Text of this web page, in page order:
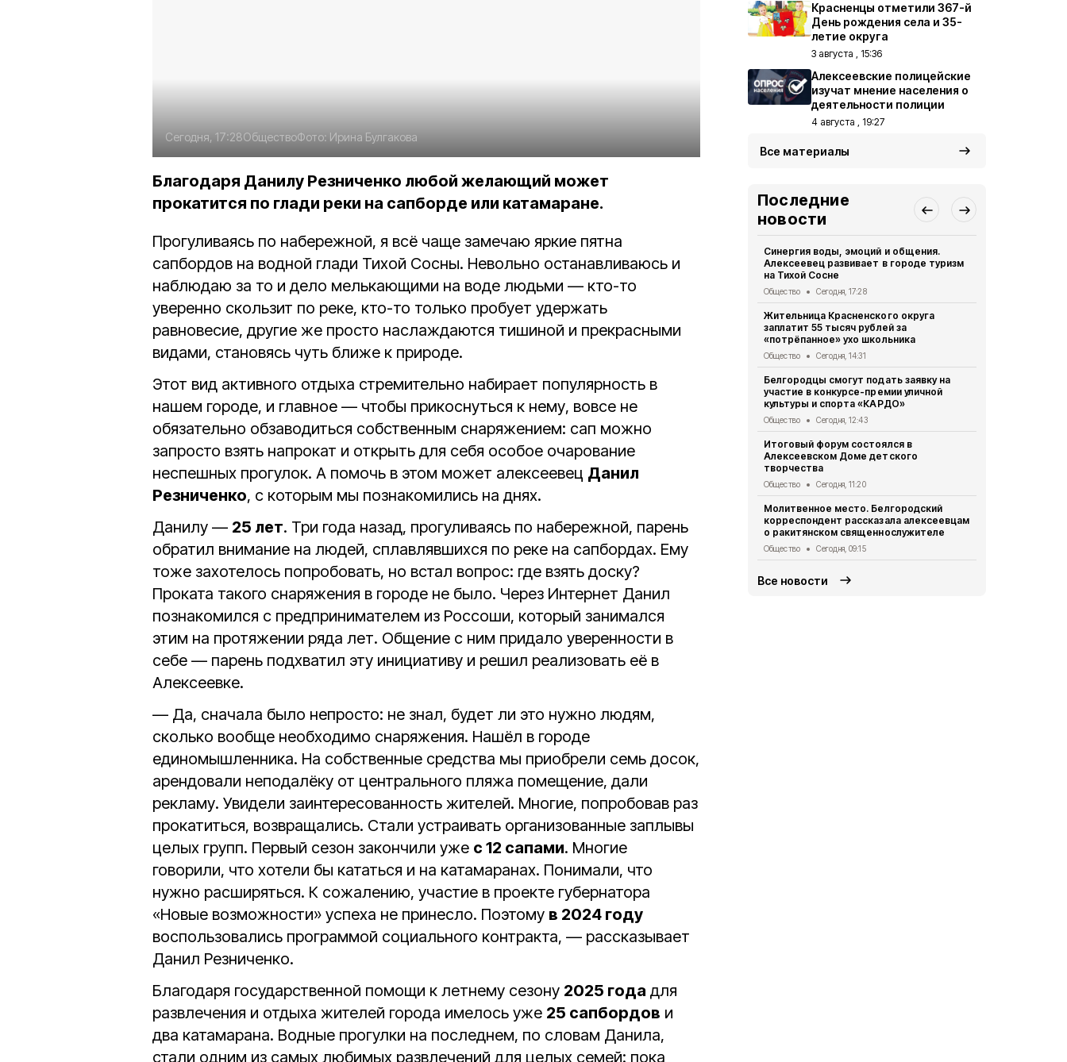
Сегодня, 17:28ОбществоФото: Ирина Булгакова
Благодаря Данилу Резниченко любой желающий может
прокатится по глади реки на сапборде или катамаране.
Прогуливаясь по набережной, я всё чаще замечаю яркие пятна
сапбордов на водной глади Тихой Сосны. Невольно останавливаюсь и
наблюдаю за то и дело мелькающими на воде людьми — кто-то
уверенно скользит по реке, кто-то только пробует удержать
равновесие, другие же просто наслаждаются тишиной и прекрасными
видами, становясь чуть ближе к природе.
Этот вид активного отдыха стремительно набирает популярность в
нашем городе, и главное — чтобы прикоснуться к нему, вовсе не
обязательно обзаводиться собственным снаряжением: сап можно
запросто взять напрокат и открыть для себя особое очарование
неспешных прогулок. А помочь в этом может алексеевец Данил
Резниченко, с которым мы познакомились на днях.
Данилу — 25 лет. Три года назад, прогуливаясь по набережной, парень
обратил внимание на людей, сплавлявшихся по реке на сапбордах. Ему
тоже захотелось попробовать, но встал вопрос: где взять доску?
Проката такого снаряжения в городе не было. Через Интернет Данил
познакомился с предпринимателем из Россоши, который занимался
этим на протяжении ряда лет. Общение с ним придало уверенности в
себе — парень подхватил эту инициативу и решил реализовать её в
Алексеевке.
— Да, сначала было непросто: не знал, будет ли это нужно людям,
сколько вообще необходимо снаряжения. Нашёл в городе
единомышленника. На собственные средства мы приобрели семь досок,
арендовали неподалёку от центрального пляжа помещение, дали
рекламу. Увидели заинтересованность жителей. Многие, попробовав раз
прокатиться, возвращались. Стали устраивать организованные заплывы
целых групп. Первый сезон закончили уже с 12 сапами. Многие
говорили, что хотели бы кататься и на катамаранах. Понимали, что
нужно расширяться. К сожалению, участие в проекте губернатора
«Новые возможности» успеха не принесло. Поэтому в 2024 году
воспользовались программой социального контракта, — рассказывает
Данил Резниченко.
Благодаря государственной помощи к летнему сезону 2025 года для
развлечения и отдыха жителей города имелось уже 25 сапбордов и
два катамарана. Водные прогулки на последнем, по словам Данила,
стали одним из самых любимых развлечений для целых семей: пока
Красненцы отметили 367-й
День рождения села и 35-
летие округа
3 августа , 15:36
Алексеевские полицейские
изучат мнение населения о
деятельности полиции
4 августа , 19:27
Все материалы
Последние
новости
Синергия воды, эмоций и общения.
Алексеевец развивает в городе туризм
на Тихой Сосне
Общество Сегодня, 17:28
Жительница Красненского округа
заплатит 55 тысяч рублей за
«потрёпанное» ухо школьника
Общество Сегодня, 14:31
Белгородцы смогут подать заявку на
участие в конкурсе-премии уличной
культуры и спорта «КАРДО»
Общество Сегодня, 12:43
Итоговый форум состоялся в
Алексеевском Доме детского
творчества
Общество Сегодня, 11:20
Молитвенное место. Белгородский
корреспондент рассказала алексеевцам
о ракитянском священнослужителе
Общество Сегодня, 09:15
Все новости